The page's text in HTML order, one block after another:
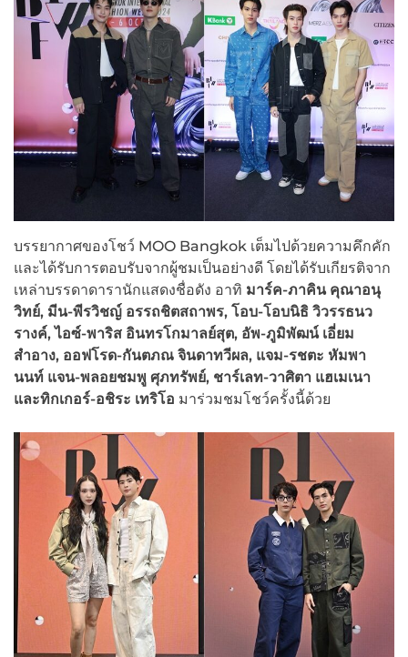
บรรยากาศของโชว์ MOO Bangkok เต็มไปด้วยความคึกคัก
และได้รับการตอบรับจากผู้ชมเป็นอย่างดี โดยได้รับเกียรติจาก
เหล่าบรรดาดารานักแสดงชื่อดัง อาทิ มาร์ค-ภาคิน คุณาอนุ
วิทย์, มีน-พีรวิชญ์ อรรถชิตสถาพร, โอบ-โอบนิธิ วิวรรธนว
รางค์, ไอซ์-พาริส อินทรโกมาลย์สุต, อัพ-ภูมิพัฒน์ เอี่ยม
สำอาง, ออฟโรด-กันตภณ จินดาทวีผล, แจม-รชตะ หัมพา
นนท์ แจน-พลอยชมพู ศุภทรัพย์, ชาร์เลท-วาศิตา แฮเมเนา
และทิกเกอร์-อชิระ เทริโอ มาร่วมชมโชว์ครั้งนี้ด้วย